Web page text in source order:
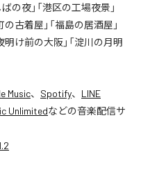
の夜」「港区の工場夜景」
の古着屋」「福島の居酒屋」
明け前の大阪」「淀川の月明
Music、 Spotify、 LINE
Unlimitedなどの音楽配信サ